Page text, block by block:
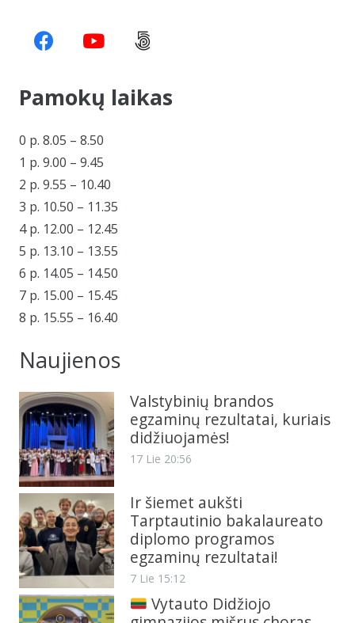
Pamokų laikas
0 p. 8.05 – 8.50
1 p. 9.00 – 9.45
2 p. 9.55 – 10.40
3 p. 10.50 – 11.35
4 p. 12.00 – 12.45
5 p. 13.10 – 13.55
6 p. 14.05 – 14.50
7 p. 15.00 – 15.45
8 p. 15.55 – 16.40
Naujienos
Valstybinių brandos
egzaminų rezultatai, kuriais
didžiuojamės!
17 Lie 20:56
Ir šiemet aukšti
Tarptautinio bakalaureato
diplomo programos
egzaminų rezultatai!
7 Lie 15:12
Vytauto Didžiojo